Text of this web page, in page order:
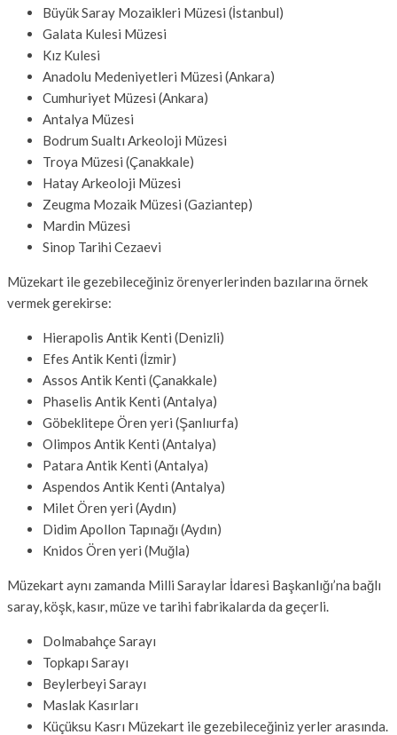
Büyük Saray Mozaikleri Müzesi (İstanbul)
Galata Kulesi Müzesi
Kız Kulesi
Anadolu Medeniyetleri Müzesi (Ankara)
Cumhuriyet Müzesi (Ankara)
Antalya Müzesi
Bodrum Sualtı Arkeoloji Müzesi
Troya Müzesi (Çanakkale)
Hatay Arkeoloji Müzesi
Zeugma Mozaik Müzesi (Gaziantep)
Mardin Müzesi
Sinop Tarihi Cezaevi
Müzekart ile gezebileceğiniz örenyerlerinden bazılarına örnek
vermek gerekirse:
Hierapolis Antik Kenti (Denizli)
Efes Antik Kenti (İzmir)
Assos Antik Kenti (Çanakkale)
Phaselis Antik Kenti (Antalya)
Göbeklitepe Ören yeri (Şanlıurfa)
Olimpos Antik Kenti (Antalya)
Patara Antik Kenti (Antalya)
Aspendos Antik Kenti (Antalya)
Milet Ören yeri (Aydın)
Didim Apollon Tapınağı (Aydın)
Knidos Ören yeri (Muğla)
Müzekart aynı zamanda Milli Saraylar İdaresi Başkanlığı’na bağlı
saray, köşk, kasır, müze ve tarihi fabrikalarda da geçerli.
Dolmabahçe Sarayı
Topkapı Sarayı
Beylerbeyi Sarayı
Maslak Kasırları
Küçüksu Kasrı Müzekart ile gezebileceğiniz yerler arasında.